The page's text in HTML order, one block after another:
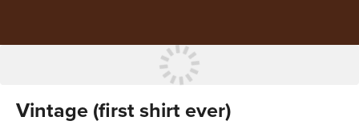
Vintage (first shirt ever)